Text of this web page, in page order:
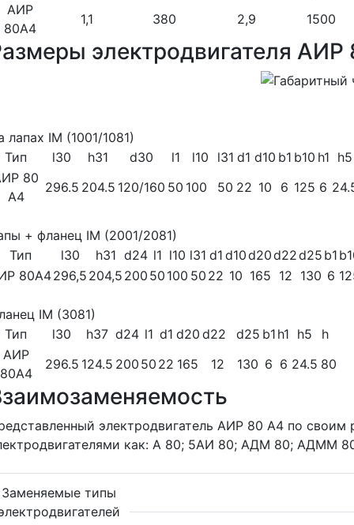
АИР
80A4
1,1 380 2,9 1500
электродвигателя АИР
лапах IM (1001/1081)
Тип
l30 h31 d30 l1 l10 l31 d1 d10 b1 b10 h1 h5
80
А4
296.5 204.5 120/160 50 100 50 22 10 6 125 6
+ фланец IM (2001/2081)
Тип
l30 h31 d24 l1 l10 l31 d1 d10d20d22d25 b1
80A4296,5 204,5 200 50 100 50 22 10 165 12 130 6
IM (3081)
Тип
l30 h37 d24 l1 d1 d20 d22 d25 b1 h1 h5
h
АИР
80A4
296.5 124.5 200 50 22 165 12 130 6 6 24.5 80
электродвигатель АИР 80 А4 по
как: А 80; 5АИ 80; АДМ 80; АДММ
Заменяемые типы